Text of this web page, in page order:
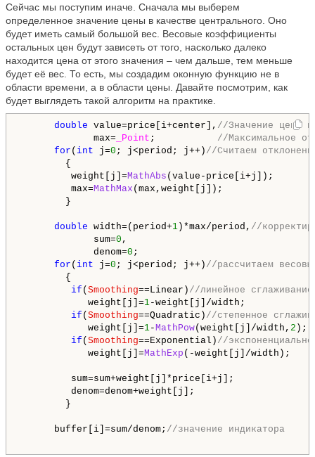
Сейчас мы поступим иначе. Сначала мы выберем
определенное значение цены в качестве центрального. Оно
будет иметь самый большой вес. Весовые коэффициенты
остальных цен будут зависеть от того, насколько далеко
находится цена от этого значения – чем дальше, тем меньше
будет её вес. То есть, мы создадим оконную функцию не в
области времени, а в области цены. Давайте посмотрим, как
будет выглядеть такой алгоритм на практике.
double value=price[i+center], //Значение цены в
max= _Point ; //Максимальное
for ( int j=0 ; j<period; j++) //Считаем
{
weight[j]=MathAbs (value-price[i+j]);
max=MathMax (max,weight[j]);
}
double width=(period+1 )*max/period, //
sum=0 ,
denom=0 ;
for ( int j=0 ; j<period; j++) //рассчитаем
{
if ( Smoothing==Linear) //линейное сглаживание
weight[j]=1-weight[j]/width;
if ( Smoothing==Quadratic) //степенное
weight[j]=1- MathPow(weight[j]/width, 2 );
if ( Smoothing==Exponential) //
weight[j]=MathExp (-weight[j]/width);
sum=sum+weight[j]*price[i+j];
denom=denom+weight[j];
}
buffer[i]=sum/denom;